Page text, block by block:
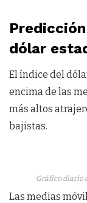
dólar
El índice del
encima de las
más altos
bajistas.
Gráfico diario
Las medias